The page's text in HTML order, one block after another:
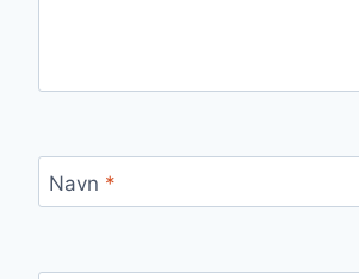
Navn *